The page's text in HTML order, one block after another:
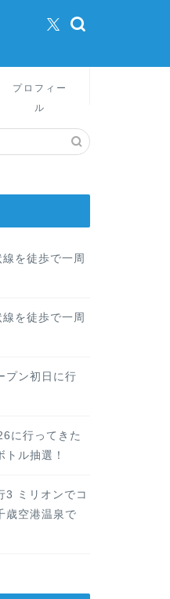
プロフィー
ル
を徒歩で一周
を徒歩で一周
プン初日に行
に行ってきた
ル抽選！
3 ミリオンでコ
歳空港温泉で